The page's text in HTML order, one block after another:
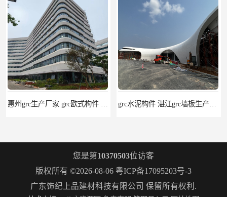
您是第10370503位访客
版权所有 ©2026-08-06 粤ICP备17095203号-3
广东饰纪上品建材科技有限公司 保留所有权利.